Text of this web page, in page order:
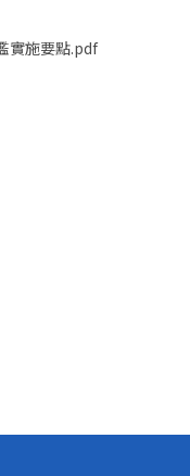
實施要點.pdf